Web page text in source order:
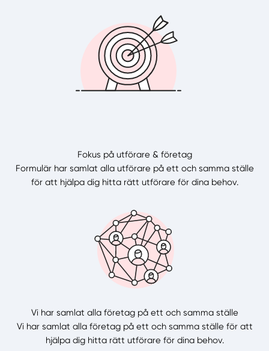
Fokus på utförare & företag
Formulär har samlat alla utförare på ett och samma ställe
för att hjälpa dig hitta rätt utförare för dina behov.
Vi har samlat alla företag på ett och samma ställe
Vi har samlat alla företag på ett och samma ställe för att
hjälpa dig hitta rätt utförare för dina behov.